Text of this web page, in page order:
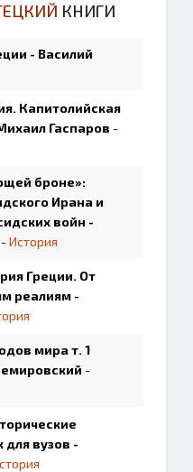
КНИГИ
- Василий
Капитолийская
Гаспаров -
броне»:
Ирана и
войн -
-История
Греции. От
реалиям -
мира т. 1
-
вузов -